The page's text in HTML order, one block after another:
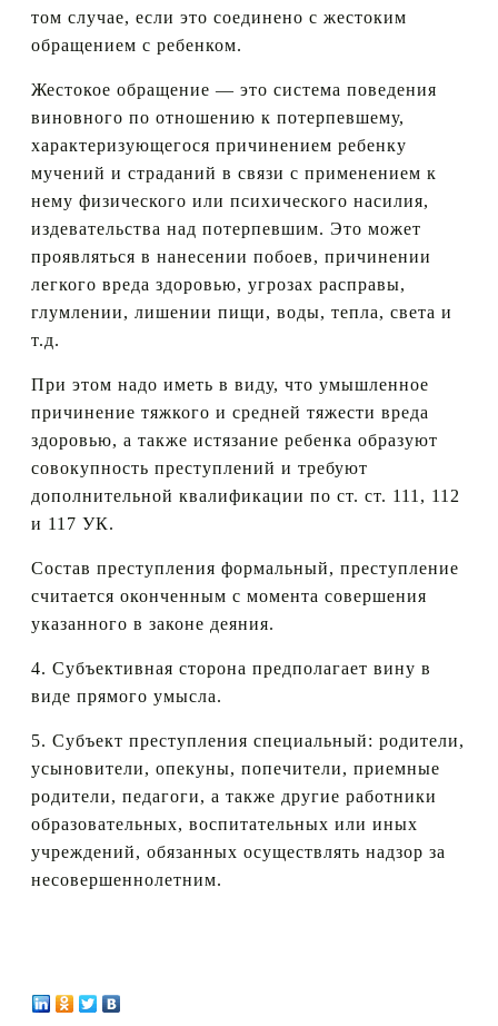
том случае, если это соединено с жестоким
обращением с ребенком.
Жестокое обращение — это система поведения
виновного по отношению к потерпевшему,
характеризующегося причинением ребенку
мучений и страданий в связи с применением к
нему физического или психического насилия,
издевательства над потерпевшим. Это может
проявляться в нанесении побоев, причинении
легкого вреда здоровью, угрозах расправы,
глумлении, лишении пищи, воды, тепла, света и
т.д.
При этом надо иметь в виду, что умышленное
причинение тяжкого и средней тяжести вреда
здоровью, а также истязание ребенка образуют
совокупность преступлений и требуют
дополнительной квалификации по ст. ст. 111, 112
и 117 УК.
Состав преступления формальный, преступление
считается оконченным с момента совершения
указанного в законе деяния.
4. Субъективная сторона предполагает вину в
виде прямого умысла.
5. Субъект преступления специальный: родители,
усыновители, опекуны, попечители, приемные
родители, педагоги, а также другие работники
образовательных, воспитательных или иных
учреждений, обязанных осуществлять надзор за
несовершеннолетним.